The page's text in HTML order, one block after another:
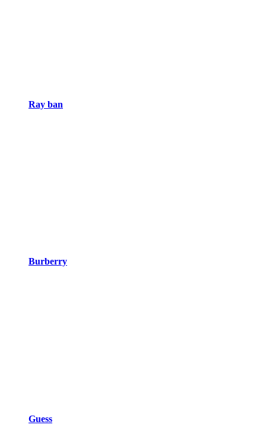
Ray ban
Burberry
Guess